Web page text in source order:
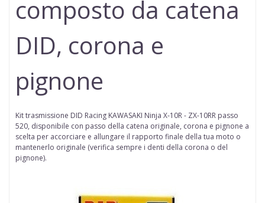
composto da catena
DID, corona e
pignone
Kit trasmissione DID Racing KAWASAKI Ninja X-10R - ZX-10RR passo
520, disponibile con passo della catena originale, corona e pignone a
scelta per accorciare e allungare il rapporto finale della tua moto o
mantenerlo originale (verifica sempre i denti della corona o del
pignone).